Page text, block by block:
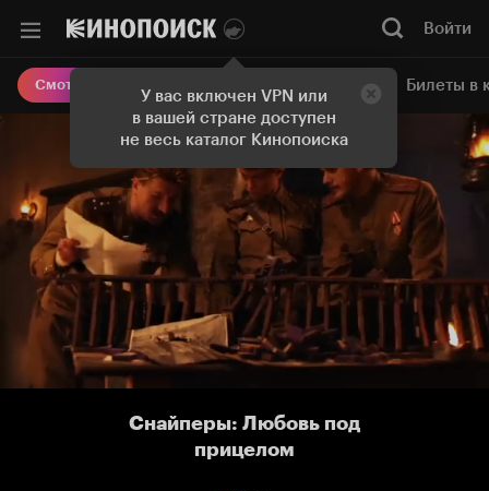
У вас включен VPN или
в вашей стране доступен
не весь каталог Кинопоиска
Войти
Смотреть кино Онлайн-кинотеатр Билеты в
Снайперы: Любовь под
прицелом